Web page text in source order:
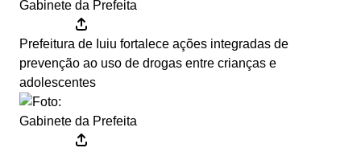
Gabinete da Prefeita
Prefeitura de Iuiu fortalece ações integradas de
prevenção ao uso de drogas entre crianças e
adolescentes
Gabinete da Prefeita